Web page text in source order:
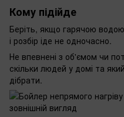
Кому підійде
Беріть, якщо гарячою
і розбір іде не одночасно.
Не впевнені з об'ємом чи
скільки людей у домі та
дібрати.